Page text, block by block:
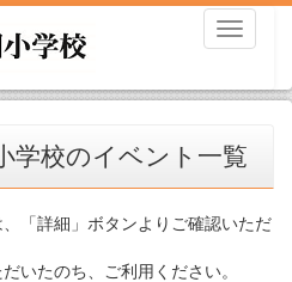
Toggle
学校のイベント一覧
「詳細」ボタンよりご確認いただ
いたのち、ご利用ください。